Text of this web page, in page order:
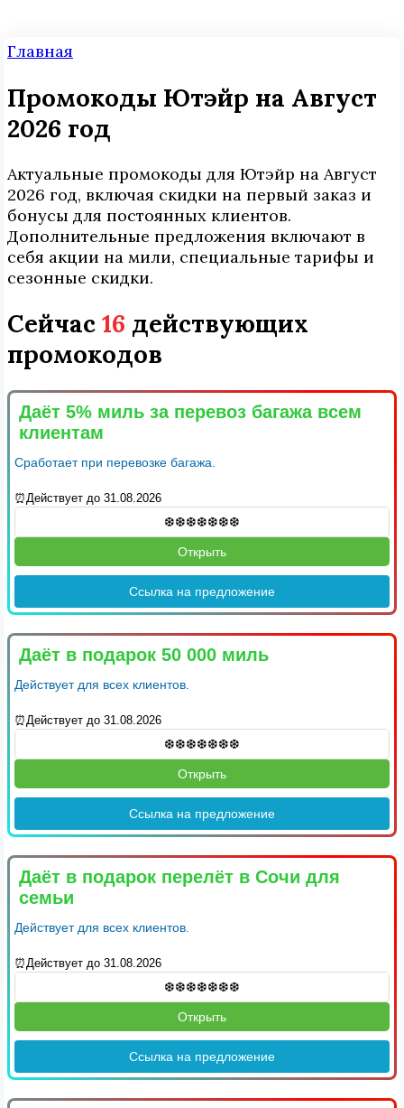
Главная
Промокоды Ютэйр на Август
2026 год
Актуальные промокоды для Ютэйр на Август
2026 год, включая скидки на первый заказ и
бонусы для постоянных клиентов.
Дополнительные предложения включают в
себя акции на мили, специальные тарифы и
сезонные скидки.
Сейчас 16 действующих
промокодов
Даёт 5% миль за перевоз багажа всем
клиентам
Сработает при перевозке багажа.
⏰Действует до 31.08.2026
Открыть
Ссылка на предложение
Даёт в подарок 50 000 миль
Действует для всех клиентов.
⏰Действует до 31.08.2026
Открыть
Ссылка на предложение
Даёт в подарок перелёт в Сочи для
семьи
Действует для всех клиентов.
⏰Действует до 31.08.2026
Открыть
Ссылка на предложение